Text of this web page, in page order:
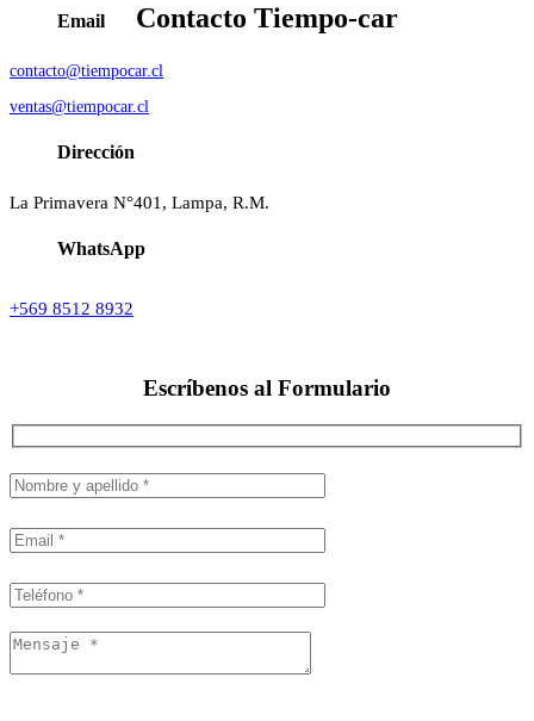
Contacto Tiempo-car
Email
contacto@tiempocar.cl
ventas@tiempocar.cl
Dirección
La Primavera N°401, Lampa, R.M.
WhatsApp
+569 8512 8932
Escríbenos al Formulario